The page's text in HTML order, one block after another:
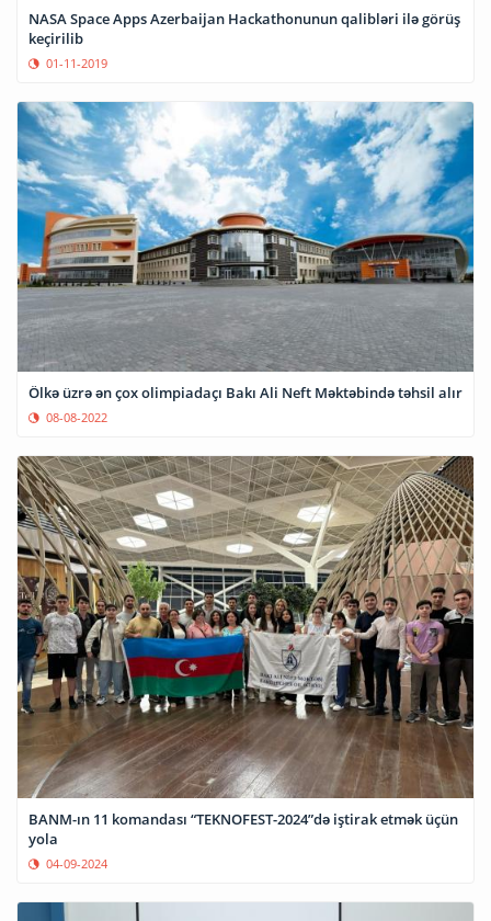
NASA Space Apps Azerbaijan Hackathonunun qalibləri ilə görüş
keçirilib
01-11-2019
Ölkə üzrə ən çox olimpiadaçı Bakı Ali Neft Məktəbində təhsil alır
08-08-2022
BANM-ın 11 komandası “TEKNOFEST-2024”də iştirak etmək üçün
yola
04-09-2024